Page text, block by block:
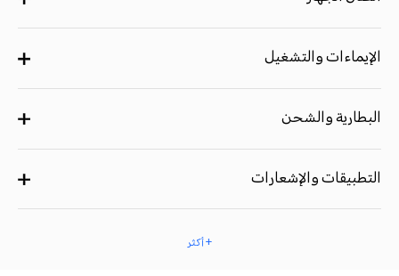
الإيماءات والتشغيل
البطارية والشحن
التطبيقات والإشعارات
+ أكثر